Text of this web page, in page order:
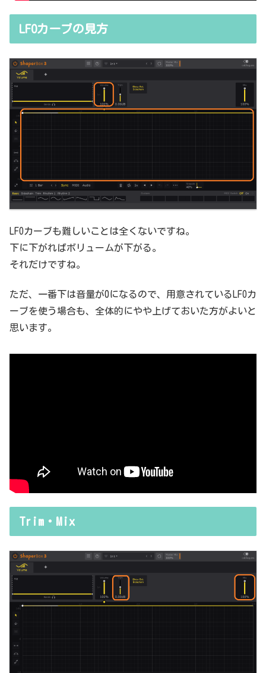
LFOカーブの見方
LFOカーブも難しいことは全くないですね。
下に下がればボリュームが下がる。
それだけですね。
ただ、一番下は音量が0になるので、用意されているLFOカ
ーブを使う場合も、全体的にやや上げておいた方がよいと
思います。
Trim・Mix